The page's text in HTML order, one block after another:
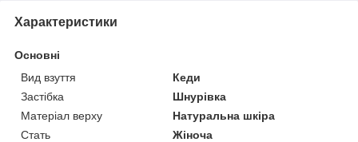
Характеристики
Основні
Вид взуття
Кеди
Застібка
Шнурівка
Матеріал верху
Натуральна шкіра
Стать
Жіноча